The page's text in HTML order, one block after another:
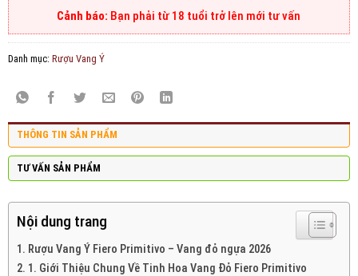
Bạn phải từ 18 tuổi trở lên mới tư vấn
Danh mục: Rượu Vang Ý
THÔNG TIN SẢN PHẨM
TƯ VẤN SẢN PHẨM
Nội dung trang
Rượu Vang Ý Fiero Primitivo – Vang đỏ ngựa 2026
1. Giới Thiệu Chung Về Tinh Hoa Vang Đỏ Fiero Primitivo